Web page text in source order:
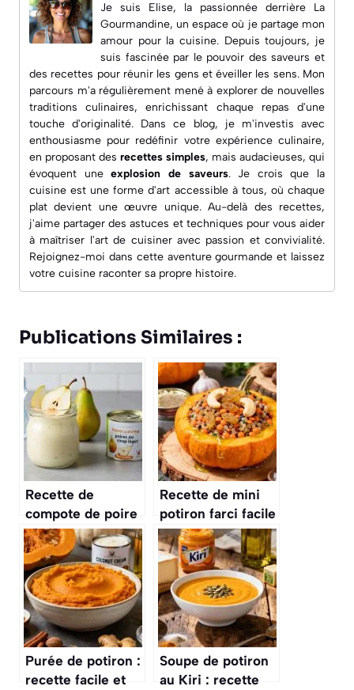
Je suis Elise, la passionnée derrière La
Gourmandine, un espace où je partage mon
amour pour la cuisine. Depuis toujours, je
suis fascinée par le pouvoir des saveurs et
des recettes pour réunir les gens et éveiller les sens. Mon
parcours m'a régulièrement mené à explorer de nouvelles
traditions culinaires, enrichissant chaque repas d'une
touche d'originalité. Dans ce blog, je m'investis avec
enthousiasme pour redéfinir votre expérience culinaire,
en proposant des recettes simples, mais audacieuses, qui
évoquent uneexplosion de saveurs. Je crois que la
cuisine est une forme d'art accessible à tous, où chaque
plat devient une œuvre unique. Au-delà des recettes,
j'aime partager des astuces et techniques pour vous aider
à maîtriser l'art de cuisiner avec passion et convivialité.
Rejoignez-moi dans cette aventure gourmande et laissez
votre cuisine raconter sa propre histoire.
Publications Similaires :
Recette de
compote de poire
pour bébé au
Thermomix
Recette de mini
potiron farci facile
Purée de potiron :
recette facile et
Soupe de potiron
au Kiri : recette